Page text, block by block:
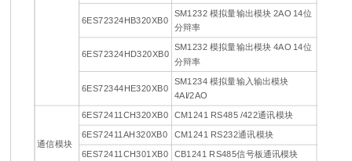
6ES72324HB320XB0
SM1232 模拟量输出模块 2AO 14位
分辩率
6ES72324HD320XB0
SM1232 模拟量输出模块 4AO 14位
分辩率
6ES72344HE320XB0
SM1234 模拟量输入输出模块
4AI/2AO
通信模块
6ES72411CH320XB0 CM1241 RS485 /422通讯模块
6ES72411AH320XB0
CM1241 RS232通讯模块
6ES72411CH301XB0
CB1241 RS485信号板通讯模块